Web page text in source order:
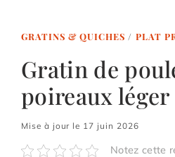
GRATINS & QUICHES / PLAT
Gratin de
poireaux
Mise à jour le 17 juin 2026
Notez cette